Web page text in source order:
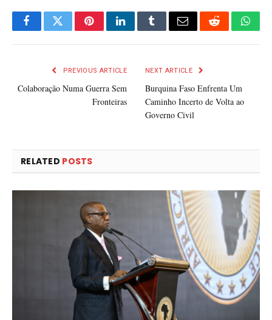
FacebookTwitterPinterestLinkedInTumblrEmail Reddit
PREVIOUS ARTICLE
Colaboração Numa Guerra Sem
Fronteiras
NEXT ARTICLE
Burquina Faso Enfrenta Um
Caminho Incerto de Volta ao
Governo Civil
RELATED POSTS